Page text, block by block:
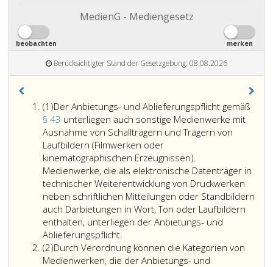
MedienG - Mediengesetz
beobachten merken
Berücksichtigter Stand der Gesetzgebung: 08.08.2026
(1)Absatz
eins,
Der Anbietungs- und Ablieferungspflicht gemäß
§ 43 unterliegen auch sonstige Medienwerke mit
Ausnahme von Schallträgern und Trägern von
Laufbildern (Filmwerken oder
kinematographischen Erzeugnissen).
Medienwerke, die als elektronische Datenträger in
technischer Weiterentwicklung von Druckwerken
neben schriftlichen Mitteilungen oder Standbildern
auch Darbietungen in Wort, Ton oder Laufbildern
enthalten, unterliegen der Anbietungs- und
Ablieferungspflicht.
Anbietungs-
und
(2)Absatz
2,
Durch Verordnung können die Kategorien von
Medienwerken, die der Anbietungs- und